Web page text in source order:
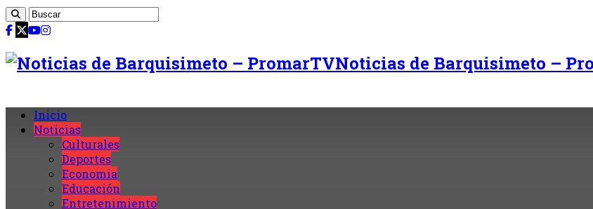
Noticias de Barquisimeto –
Inicio
Noticias
Culturales
Deportes
Economia
Educación
Entretenimiento